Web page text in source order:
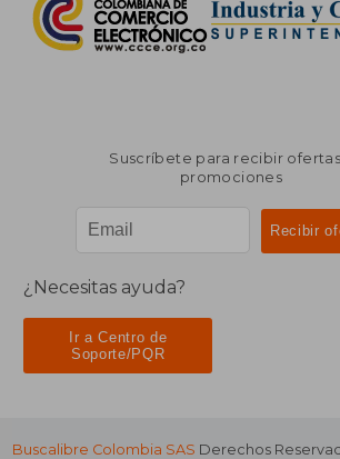
Suscríbete para recibir
promociones
¿Necesitas ayuda?
Ir a Centro de
Soporte/PQR
Buscalibre Colombia SAS Derechos